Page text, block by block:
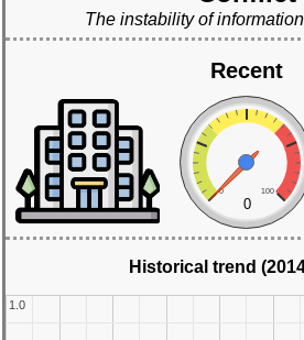
The instability of information
Recent
0 100
0
Historical trend
1.0
1.0